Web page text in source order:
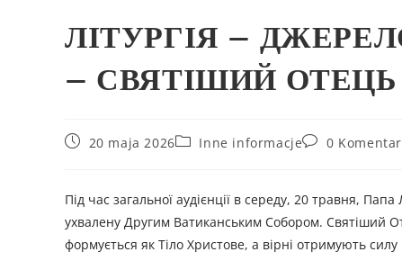
ЛІТУРГІЯ –
– СВЯТІШИЙ
20 maja 2026 Inne informacje 0
Під час загальної аудієнції в середу, 20 травня,
ухвалену Другим Ватиканським Собором. Святіший
формується як Тіло Христове, а вірні отримують